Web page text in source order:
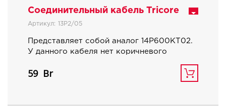
Соединительный кабель Tricore
Артикул: 13P2/05
Представляет собой аналог 14P600KT02.
У данного кабеля нет коричневого
причине отсутствия необходимости для
59